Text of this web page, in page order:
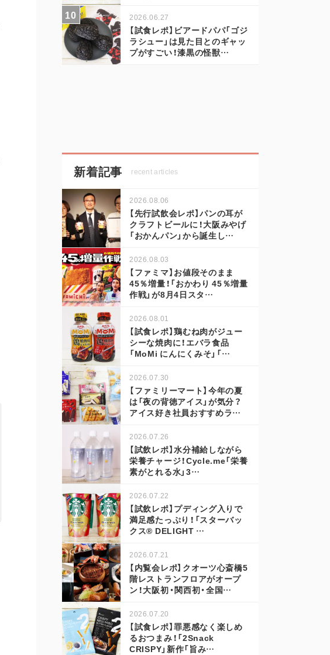
2026.06.27
【試食レポ】ビアードパパ「ゴジ
ラシュー」は見た目とのギャッ
プがすごい！漆黒の怪獣…
新着記事 recent articles
2026.08.06
【先行試飲会レポ】パンの耳が
クラフトビールに！大阪みやげ
「おかんパン」から誕生し…
2026.08.03
【ファミマ】お値段そのまま
45％増量！「おかわり 45％増量
作戦」が8月4日スタ…
2026.08.01
【試食レポ】鶏むね肉がジュー
シーな焼肉に！エバラ食品
「MoMi にんにくみそ」「…
2026.07.30
【ファミリーマート】今年の夏
は「夜の背徳アイス」が気分？
アイス好き社員おすすめラ…
2026.07.26
【試飲レポ】水分補給しながら
栄養チャージ！Cycle.me「栄養
素がとれる水」3…
2026.07.22
【試飲レポ】プディング入りで
満足感たっぷり！「スターバッ
クス® DELIGHT …
2026.07.21
【内覧会レポ】クオーツ心斎橋5
階レストランフロアがオープ
ン！大阪初・関西初・全国…
2026.07.20
【試食レポ】罪悪感なく楽しめ
るおつまみ！「2Snack
CRISPY」新作「旨み…